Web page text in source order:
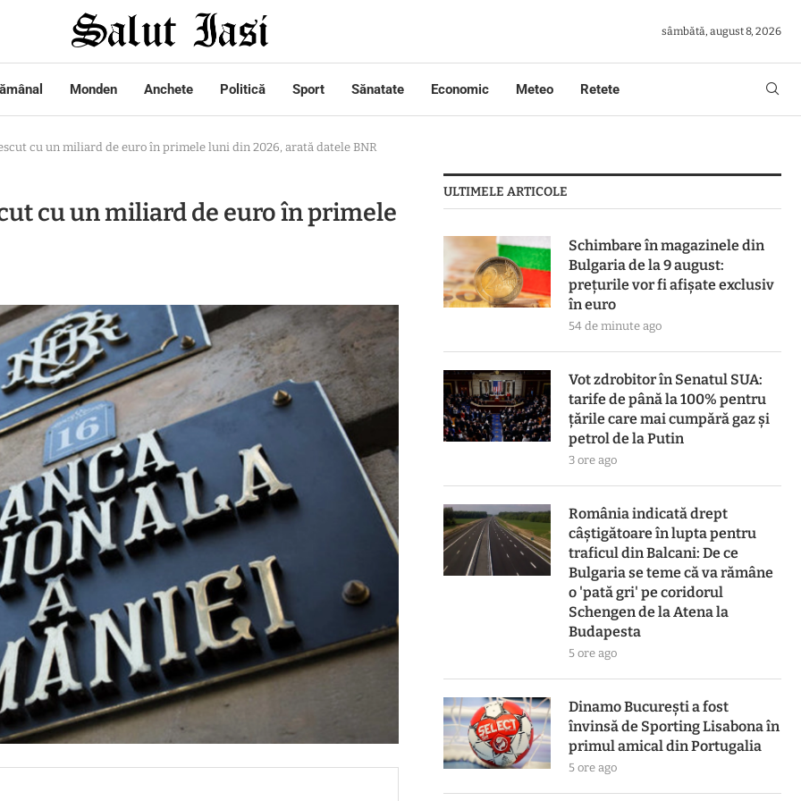
sâmbătă, august 8, 2026
Monden Anchete Politică Sport Sănatate Economic Meteo Retete
cu un miliard de euro în primele luni din 2026, arată datele BNR
cu un miliard de euro în primele
ULTIMELE ARTICOLE
Schimbare în magazinele din
Bulgaria de la 9 august:
prețurile vor fi afișate exclusiv
în euro
54 de minute ago
Vot zdrobitor în Senatul SUA:
tarife de până la 100% pentru
țările care mai cumpără gaz și
petrol de la Putin
3 ore ago
România indicată drept
câștigătoare în lupta pentru
traficul din Balcani: De ce
Bulgaria se teme că va rămâne
o 'pată gri' pe coridorul
Schengen de la Atena la
Budapesta
5 ore ago
Dinamo București a fost
învinsă de Sporting Lisabona în
primul amical din Portugalia
5 ore ago